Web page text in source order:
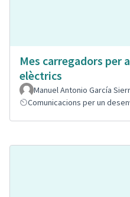
Mes carregadors per
elèctrics
Manuel Antonio García
Comunicacions per un